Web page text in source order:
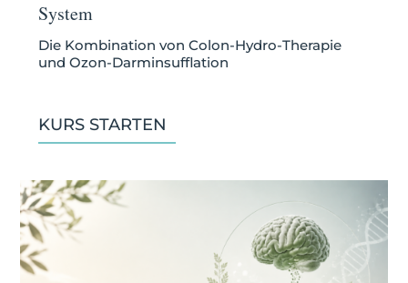
System
Die Kombination von Colon-Hydro-Therapie
und Ozon-Darminsufflation
KURS STARTEN